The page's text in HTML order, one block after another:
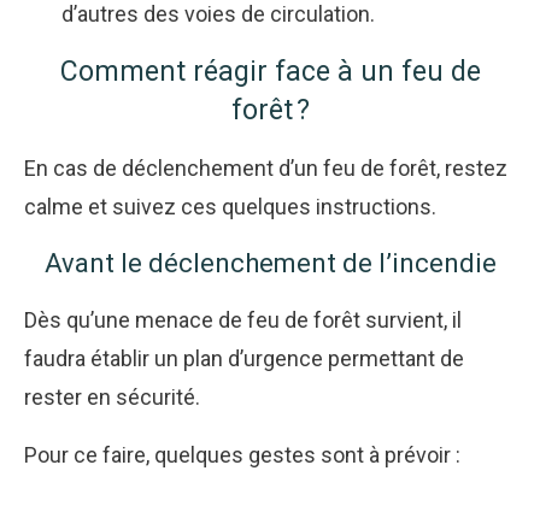
d’autres des voies de circulation.
Comment réagir face à un feu de
forêt ?
En cas de déclenchement d’un feu de forêt, restez
calme et suivez ces quelques instructions.
Avant le déclenchement de l’incendie
Dès qu’une menace de feu de forêt survient, il
faudra établir un plan d’urgence permettant de
rester en sécurité.
Pour ce faire, quelques gestes sont à prévoir :